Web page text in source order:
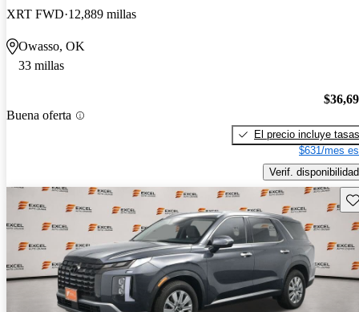
XRT FWD 12,889 millas
Owasso, OK
33 millas
Buena oferta
El precio incluye tasas
$631/mes
Verif. disponibilidad